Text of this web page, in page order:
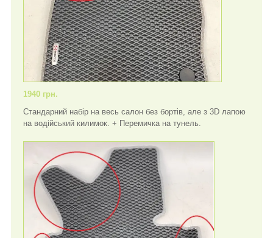
1940 грн.
Стандарний набір на весь салон без бортів, але з 3D лапою
на водійський килимок. + Перемичка на тунель.